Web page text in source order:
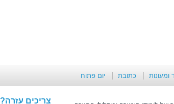
ומעונות כתובת יום פתוח
צריכים עזרה?